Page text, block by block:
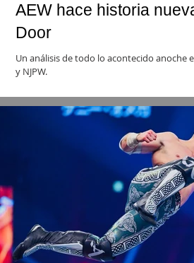
AEW hace historia
Door
Un análisis de todo lo acontecido anoche
y NJPW.